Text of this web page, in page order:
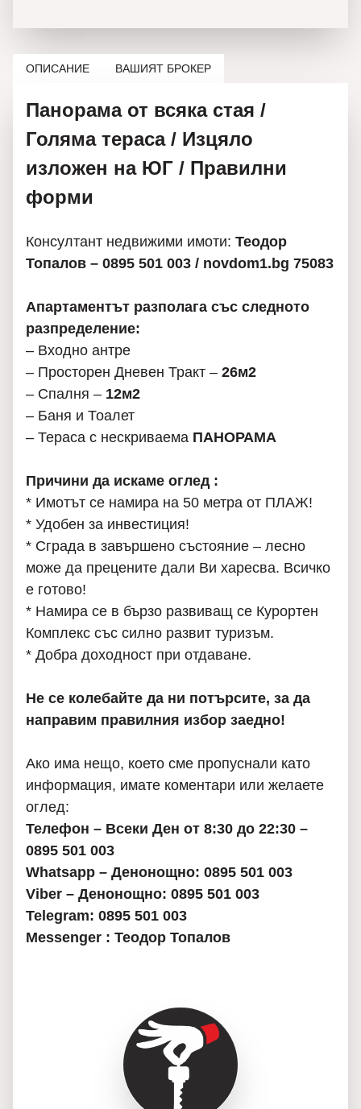
ОПИСАНИЕ ВАШИЯТ БРОКЕР
Панорама от всяка стая /
Голяма тераса / Изцяло
изложен на ЮГ / Правилни
форми
Консултант недвижими имоти: Теодор
Топалов – 0895 501 003 / novdom1.bg 75083
Апартаментът разполага със следното
разпределение:
– Входно антре
– Просторен Дневен Тракт – 26м2
– Спалня – 12м2
– Баня и Тоалет
– Тераса с нескриваема ПАНОРАМА
Причини да искаме оглед :
* Имотът се намира на 50 метра от ПЛАЖ!
* Удобен за инвестиция!
* Сграда в завършено състояние – лесно
може да прецените дали Ви харесва. Всичко
е готово!
* Намира се в бързо развиващ се Курортен
Комплекс със силно развит туризъм.
* Добра доходност при отдаване.
Не се колебайте да ни потърсите, за да
направим правилния избор заедно!
Ако има нещо, което сме пропуснали като
информация, имате коментари или желаете
оглед:
Телефон – Всеки Ден от 8:30 до 22:30 –
0895 501 003
Whatsapp – Денонощно: 0895 501 003
Viber – Денонощно: 0895 501 003
Telegram: 0895 501 003
Messenger : Теодор Топалов